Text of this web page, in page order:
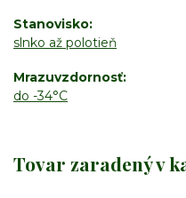
Stanovisko
slnko až polotieň
Mrazuvzdornosť
do -34°C
Tovar zaradený v